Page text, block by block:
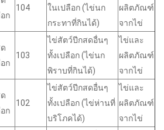
ก
104
ในเปลือก (ไข่นก
กระทาที่กินได้)
ผลิตภัณฑ์
จากไข่
ก
103
ไข่สัตว์ปีกสดอื่นๆ
ทั้งเปลือก (ไข่นก
พิราบที่กินได้)
ไข่และ
ผลิตภัณฑ์
จากไข่
ก
102
ไข่สัตว์ปีกสดอื่นๆ
ทั้งเปลือก (ไข่ห่านที่
บริโภคได้)
ไข่และ
ผลิตภัณฑ์
จากไข่